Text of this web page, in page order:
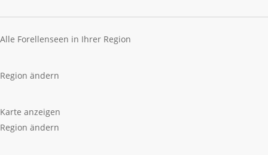
Alle Forellenseen in Ihrer Region
Region ändern
Karte anzeigen
Region ändern